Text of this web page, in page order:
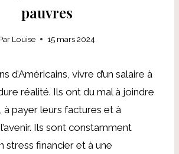
pauvres
Louise 15 mars 2024
d’Américains, vivre d’un salaire à
réalité. Ils ont du mal à joindre
à payer leurs factures et à
Ils sont constamment
stress financier et à une